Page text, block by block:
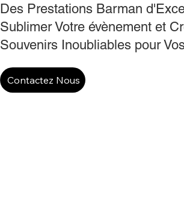
Des Prestations Barman
Sublimer Votre évènement et
Souvenirs Inoubliables pour
Contactez Nous